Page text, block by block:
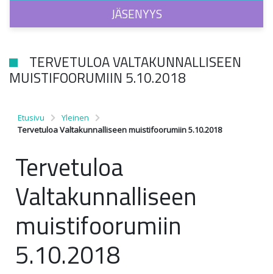
JÄSENYYS
TERVETULOA VALTAKUNNALLISEEN
MUISTIFOORUMIIN 5.10.2018
Etusivu
Yleinen
Tervetuloa Valtakunnalliseen muistifoorumiin 5.10.2018
Tervetuloa
Valtakunnalliseen
muistifoorumiin
5.10.2018